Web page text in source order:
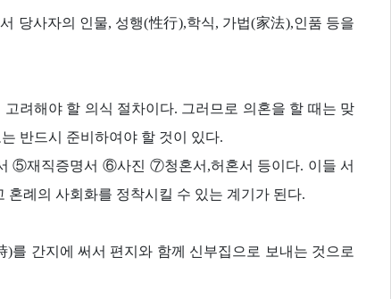
당사자의 인물, 성행(性行),학식, 가법(家法),인품 등을
려해야 할 의식 절차이다. 그러므로 의혼을 할 때는 맞
반드시 준비하여야 할 것이 있다.
⑤재직증명서 ⑥사진 ⑦청혼서,허혼서 등이다. 이들 서
례의 사회화를 정착시킬 수 있는 계기가 된다.
를 간지에 써서 편지와 함께 신부집으로 보내는 것으로